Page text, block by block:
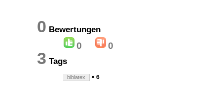
0 Bewertungen
0 0
3 Tags
biblatex × 6